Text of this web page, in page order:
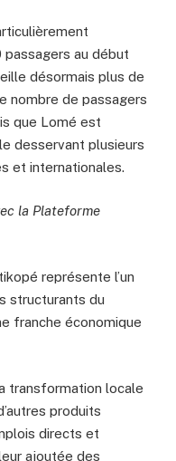
au début
désormais plus de
nombre de passagers
que Lomé est
desservant plusieurs
et internationales.
la Plateforme
représente l’un
structurants du
franche économique
transformation locale
produits
directs et
ajoutée des